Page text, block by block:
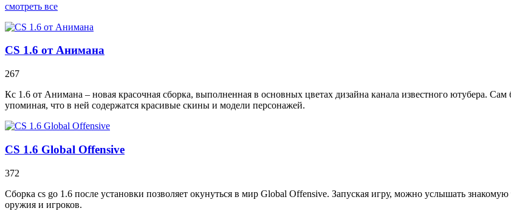
смотреть все
CS 1.6 от Анимана
267
Кс 1.6 от Анимана – новая красочная сборка, выполненная в основных цветах дизайна канала известного ютубера.
упоминая, что в ней содержатся красивые скины и модели персонажей.
CS 1.6 Global Offensive
372
Сборка cs go 1.6 после установки позволяет окунуться в мир Global Offensive. Запуская игру, можно услышать
оружия и игроков.